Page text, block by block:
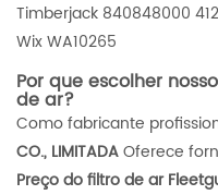
Timberjack 840848000
WixWA10265
Por que escolher
de ar?
Como fabricante
CO., LIMITADAOferece
Preço do filtro de ar